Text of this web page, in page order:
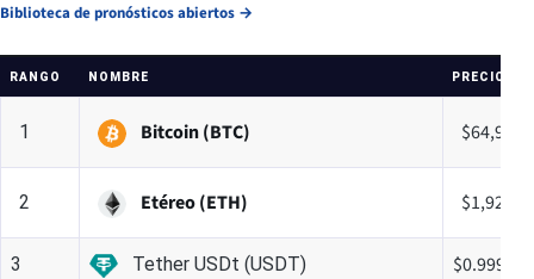
Biblioteca de pronósticos abiertos →
RANGO NOMBRE PRECIO
1 Bitcoin (BTC)
2 Etéreo (ETH)
3 Tether USDt (USDT) $0.99934